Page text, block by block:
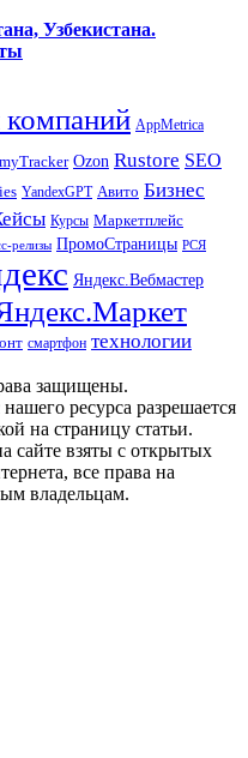
Узбекистана.
компаний AppMetrica
myTracker Ozon Rustore SEO
YandexGPT Авито Бизнес
Курсы Маркетплейс
релизы ПромоСтраницы РСЯ
Яндекс.Вебмастер
смартфон технологии
защищены.
ресурса разрешается
на страницу статьи.
сайте взяты с открытых
все права на
владельцам.